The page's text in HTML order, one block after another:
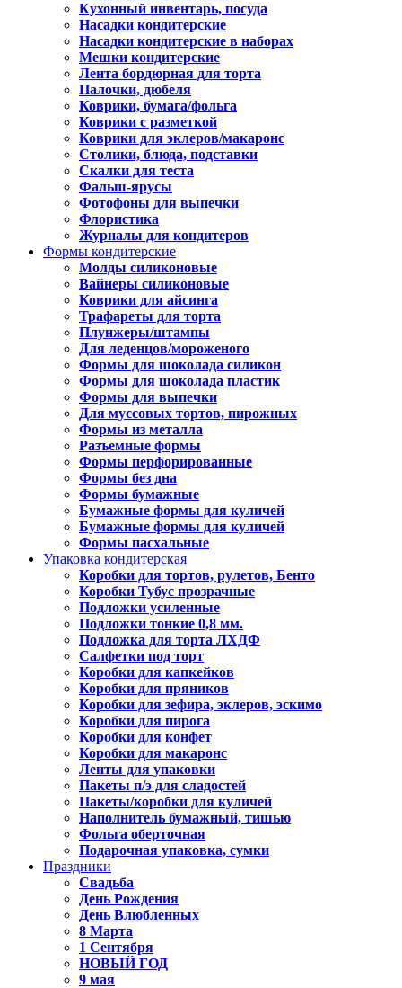
Кухонный инвентарь, посуда
Насадки кондитерские
Насадки кондитерские в наборах
Мешки кондитерские
Лента бордюрная для торта
Палочки, дюбеля
Коврики, бумага/фольга
Коврики с разметкой
Коврики для эклеров/макаронс
Столики, блюда, подставки
Скалки для теста
Фальш-ярусы
Фотофоны для выпечки
Флористика
Журналы для кондитеров
Формы кондитерские
Молды силиконовые
Вайнеры силиконовые
Коврики для айсинга
Трафареты для торта
Плунжеры/штампы
Для леденцов/мороженого
Формы для шоколада силикон
Формы для шоколада пластик
Формы для выпечки
Для муссовых тортов, пирожных
Формы из металла
Разъемные формы
Формы перфорированные
Формы без дна
Формы бумажные
Бумажные формы для куличей
Бумажные формы для куличей
Формы пасхальные
Упаковка кондитерская
Коробки для тортов, рулетов, Бенто
Коробки Тубус прозрачные
Подложки усиленные
Подложки тонкие 0,8 мм.
Подложка для торта ЛХДФ
Салфетки под торт
Коробки для капкейков
Коробки для пряников
Коробки для зефира, эклеров, эскимо
Коробки для пирога
Коробки для конфет
Коробки для макаронс
Ленты для упаковки
Пакеты п/э для сладостей
Пакеты/коробки для куличей
Наполнитель бумажный, тишью
Фольга оберточная
Подарочная упаковка, сумки
Праздники
Свадьба
День Рождения
День Влюбленных
8 Марта
1 Сентября
НОВЫЙ ГОД
9 мая